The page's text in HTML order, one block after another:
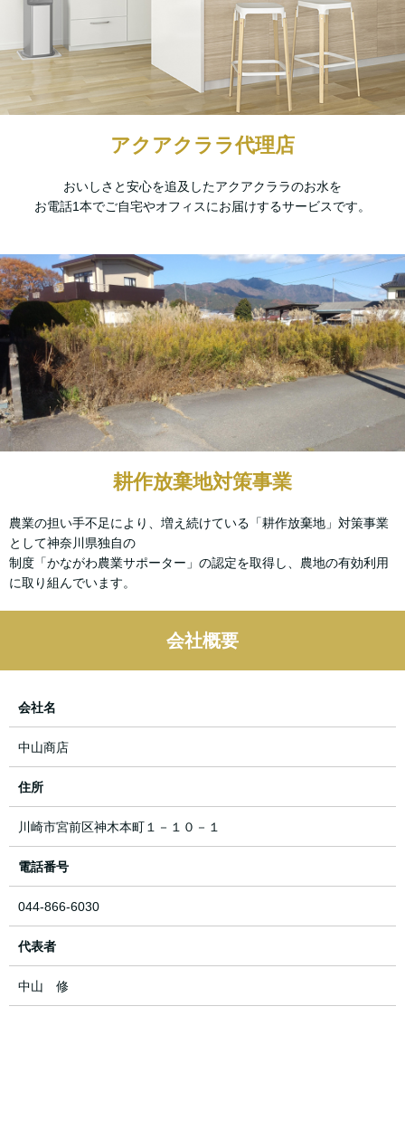
アクアクララ代理店
おいしさと安心を追及したアクアクララのお水を
お電話1本でご自宅やオフィスにお届けするサービスです。
耕作放棄地対策事業
農業の担い手不足により、増え続けている「耕作放棄地」対策事業
として神奈川県独自の
制度「かながわ農業サポーター」の認定を取得し、農地の有効利用
に取り組んでいます。
会社概要
会社名
中山商店
住所
川崎市宮前区神木本町１－１０－１
電話番号
044-866-6030
代表者
中山 修